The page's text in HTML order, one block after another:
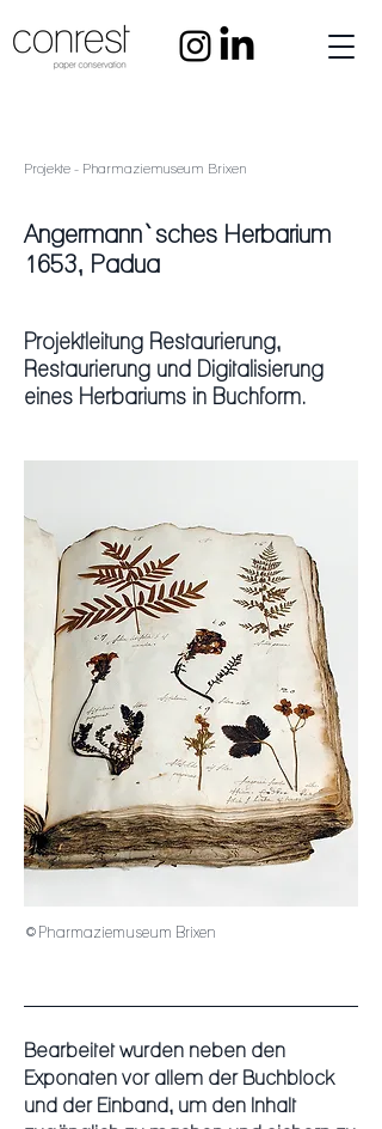
Projekte - Pharmaziemuseum Brixen
Angermann`sches Herbarium
1653, Padua
Projektleitung Restaurierung,
Restaurierung und Digitalisierung
eines Herbariums in Buchform.
©Pharmaziemuseum Brixen
Bearbeitet wurden neben den
Exponaten vor allem der Buchblock
und der Einband, um den Inhalt